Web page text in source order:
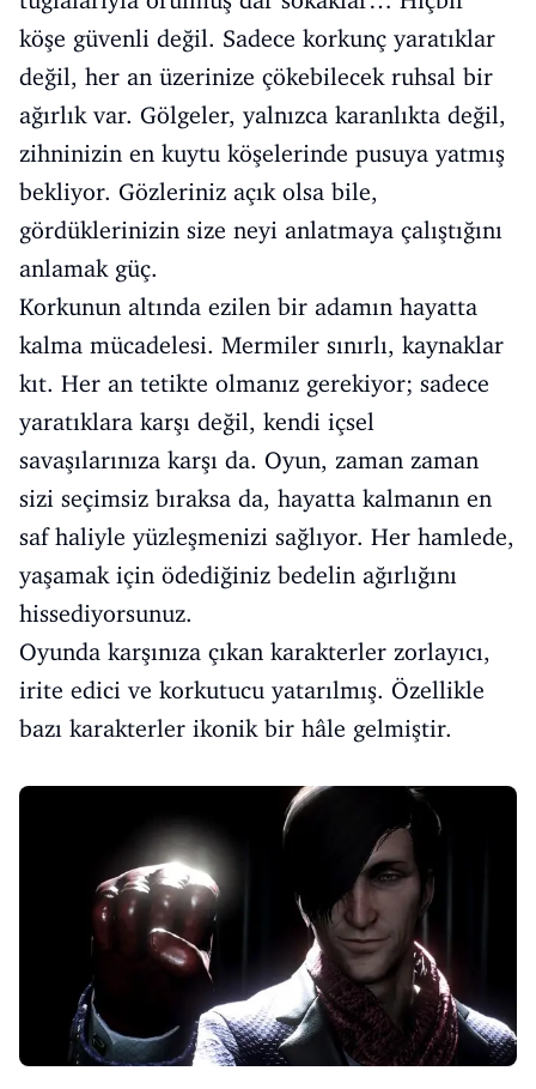
köşe güvenli değil. Sadece korkunç yaratıklar
değil, her an üzerinize çökebilecek ruhsal bir
ağırlık var. Gölgeler, yalnızca karanlıkta değil,
zihninizin en kuytu köşelerinde pusuya yatmış
bekliyor. Gözleriniz açık olsa bile,
gördüklerinizin size neyi anlatmaya çalıştığını
anlamak güç.
Korkunun altında ezilen bir adamın hayatta
kalma mücadelesi. Mermiler sınırlı, kaynaklar
kıt. Her an tetikte olmanız gerekiyor; sadece
yaratıklara karşı değil, kendi içsel
savaşılarınıza karşı da. Oyun, zaman zaman
sizi seçimsiz bıraksa da, hayatta kalmanın en
saf haliyle yüzleşmenizi sağlıyor. Her hamlede,
yaşamak için ödediğiniz bedelin ağırlığını
hissediyorsunuz.
Oyunda karşınıza çıkan karakterler zorlayıcı,
irite edici ve korkutucu yatarılmış. Özellikle
bazı karakterler ikonik bir hâle gelmiştir.